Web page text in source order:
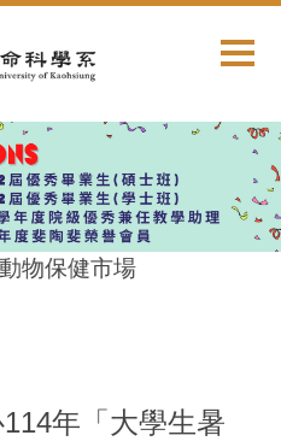
保健市場
年「大學生暑